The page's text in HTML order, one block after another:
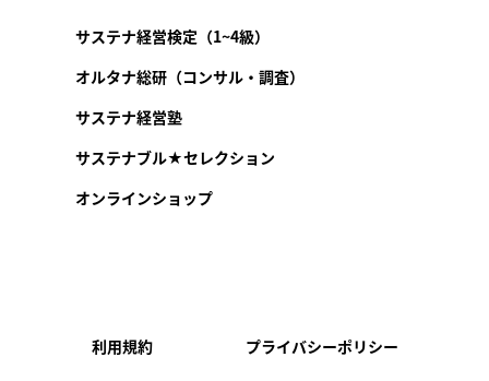
サステナ経営検定（1~4級）
オルタナ総研（コンサル・調査）
サステナ経営塾
サステナブル★セレクション
オンラインショップ
利用規約 プライバシーポリシー